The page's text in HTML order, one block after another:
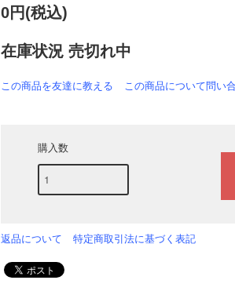
0円(税込)
在庫状況 売切れ中
この商品を友達に教える この商品について問い
購入数
返品について 特定商取引法に基づく表記